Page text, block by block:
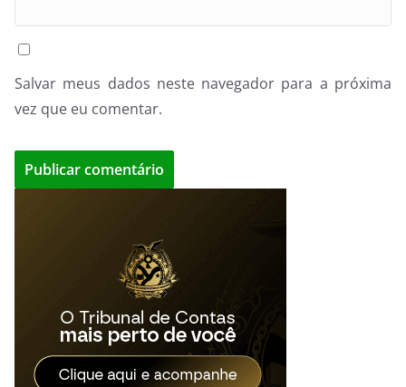
Salvar meus dados neste navegador para a próxima
vez que eu comentar.